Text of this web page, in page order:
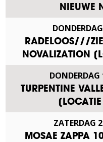
NIEUWE
DONDERDAG
RADELOOS///
NOVALIZATION
DONDERDAG
TURPENTINE
ZATERDAG
MOSAE ZAPPA